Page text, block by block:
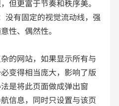
但更富于节奏和秩序美。
有固定的视觉流动线，强
性、偶然性。
网站，如果显示所有与
变得相当庞大，影响了版
是将此页面做成弹出窗
信息，同时只设置与该页